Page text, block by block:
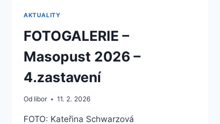
AKTUALITY
FOTOGALERIE –
Masopust 2026 –
4.zastavení
Od libor 11. 2. 2026
FOTO: Kateřina Schwarzová